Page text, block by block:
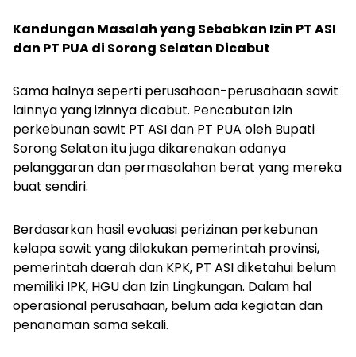
Kandungan Masalah yang Sebabkan Izin PT ASI
dan PT PUA di Sorong Selatan Dicabut
Sama halnya seperti perusahaan-perusahaan sawit
lainnya yang izinnya dicabut. Pencabutan izin
perkebunan sawit PT ASI dan PT PUA oleh Bupati
Sorong Selatan itu juga dikarenakan adanya
pelanggaran dan permasalahan berat yang mereka
buat sendiri.
Berdasarkan hasil evaluasi perizinan perkebunan
kelapa sawit yang dilakukan pemerintah provinsi,
pemerintah daerah dan KPK, PT ASI diketahui belum
memiliki IPK, HGU dan Izin Lingkungan. Dalam hal
operasional perusahaan, belum ada kegiatan dan
penanaman sama sekali.